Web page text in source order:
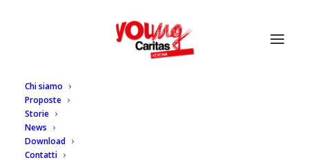
Chi siamo
Proposte
Storie
News
Download
Contatti